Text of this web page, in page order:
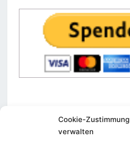
Cookie-Zustimmung
verwalten